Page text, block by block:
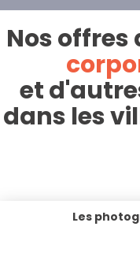
Nos offres
et
dans les
Les